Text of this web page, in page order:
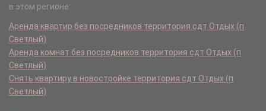
в этом регионе:
Аренда квартир без посредников территория сдт Отдых (п
Светлый)
Аренда комнат без посредников территория сдт Отдых (п
Светлый)
Снять квартиру в новостройке территория сдт Отдых (п
Светлый)